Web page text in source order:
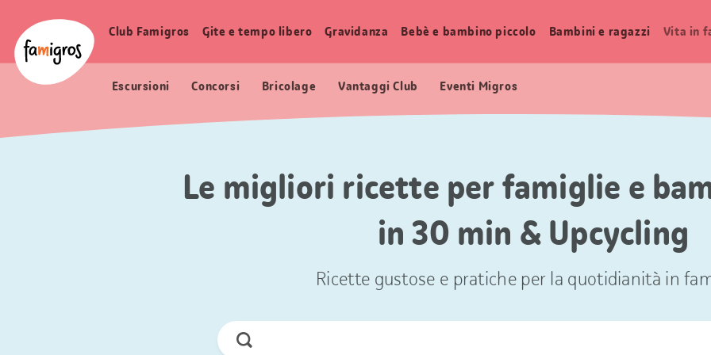
segnalibri
Logo
Navigazione
Club Famigros Gite e tempo libero Gravidanza Bebè e bambino piccolo Bambini e ragazzi Vita in
Escursioni Concorsi Bricolage Vantaggi Club Eventi Migros
Le migliori ricette per famiglie e
in 30 min & Upcycling
Ricette gustose e pratiche per la quotidianità in
Cerca